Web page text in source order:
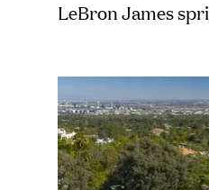
LeBron James